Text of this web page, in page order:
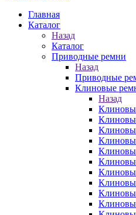
Главная
Каталог
Назад
Каталог
Приводные ремни
Назад
Приводные
Клиновые
Назад